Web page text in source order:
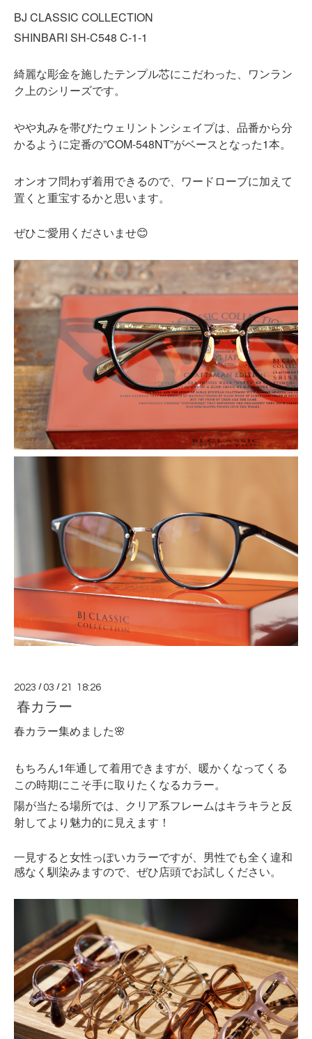
BJ CLASSIC COLLECTION
SHINBARI SH-C548 C-1-1
綺麗な彫金を施したテンプル芯にこだわった、ワンラン
ク上のシリーズです。
やや丸みを帯びたウェリントンシェイプは、品番から分
かるように定番の”COM-548NT”がベースとなった1本。
オンオフ問わず着用できるので、ワードローブに加えて
置くと重宝するかと思います。
ぜひご愛用くださいませ😊
2023 /03 / 21 18:26
春カラー
春カラー集めました🌸
もちろん1年通して着用できますが、暖かくなってくる
この時期にこそ手に取りたくなるカラー。
陽が当たる場所では、クリア系フレームはキラキラと反
射してより魅力的に見えます！
一見すると女性っぽいカラーですが、男性でも全く違和
感なく馴染みますので、ぜひ店頭でお試しください。